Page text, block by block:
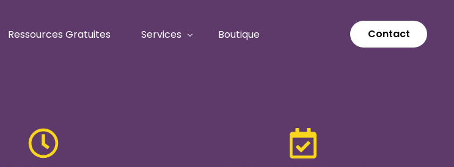
Ressources Gratuites Services
حجز تدريب شخصي
Boutique Contact